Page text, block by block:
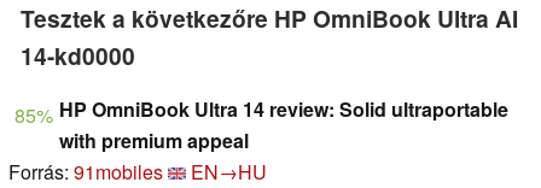
Tesztek a következőre HP OmniBook Ultra AI
14-kd0000
85% HP OmniBook Ultra 14 review: Solid ultraportable
with premium appeal
Forrás: 91mobiles
EN→HU